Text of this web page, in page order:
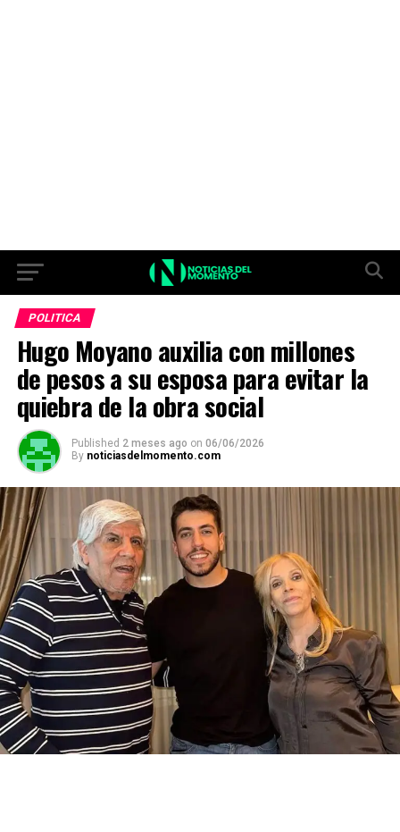
POLITICA
Hugo Moyano auxilia con millones
de pesos a su esposa para evitar la
quiebra de la obra social
Published 2 meses ago on 06/06/2026
By noticiasdelmomento.com